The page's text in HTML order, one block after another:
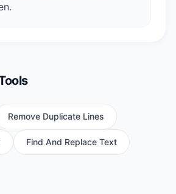
Remove Duplicate Lines
Find And Replace Text